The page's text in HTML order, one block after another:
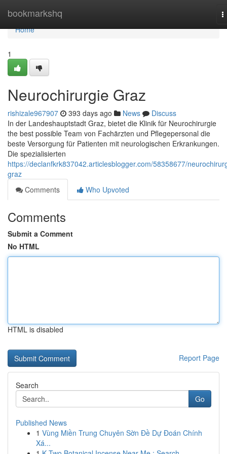
bookmarkshq
Home
Home
1
Neurochirurgie Graz
rishizale967907 393 days ago News
Discuss
In der Landeshauptstadt Graz, bietet die Klinik für Neurochirurgie
the best possible Team von Fachärzten und Pflegepersonal die
beste Versorgung für Patienten mit neurologischen Erkrankungen.
Die spezialisierten
https://declanfkrk837042.articlesblogger.com/58358677/
graz
Comments
Who Upvoted
Comments
Submit a Comment
No HTML
HTML is disabled
Report Page
Search
Go
Published News
1 Vùng Miền Trung Chuyên Sờn Đề Dự Đoán Chính
Xá...